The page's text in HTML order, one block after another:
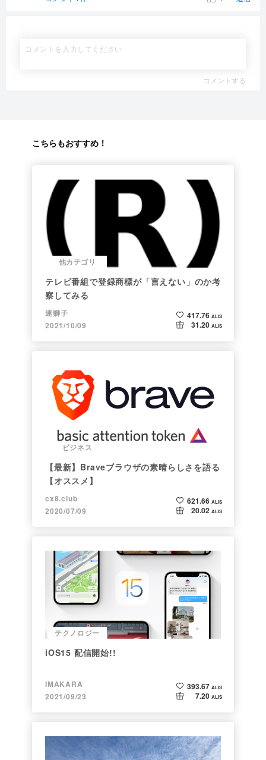
コメントする
こちらもおすすめ！
他カテゴリ
テレビ番組で登録商標が「言えない」のか考
察してみる
連獅子
2021/10/09
417.76 ALIS
31.20 ALIS
ビジネス
【最新】Braveブラウザの素晴らしさを語る
【オススメ】
cx8.club
2020/07/09
621.66 ALIS
20.02 ALIS
テクノロジー
iOS15 配信開始!!
IMAKARA
2021/09/23
393.67 ALIS
7.20 ALIS